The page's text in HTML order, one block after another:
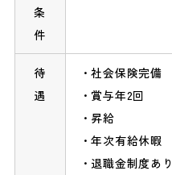
条
件
待
遇
社会保険完備
賞与年2回
昇給
年次有給休暇
退職金制度あり